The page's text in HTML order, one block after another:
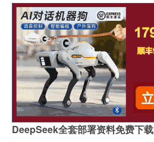
DeepSeek全套部署资料免费下载